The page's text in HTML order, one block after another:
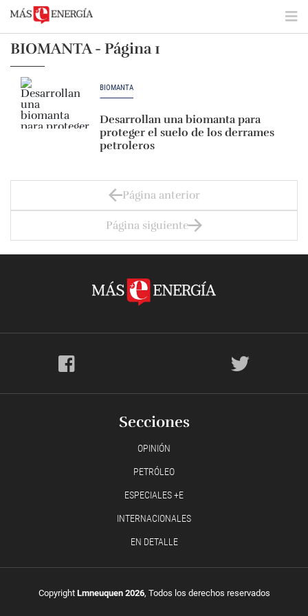
BIOMANTA - Página 1
BIOMANTA
Desarrollan una biomanta para
proteger el suelo de los derrames
petroleros
Página anterior
Página siguiente
Secciones
OPINIÓN
PETRÓLEO
ESPECIALES +E
INTERNACIONALES
EN DETALLE
Copyright Lmneuquen 2026, Todos los derechos reservados